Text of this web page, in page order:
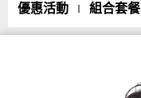
優惠活動 組合套餐